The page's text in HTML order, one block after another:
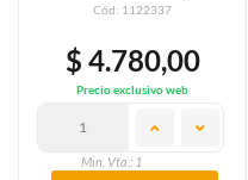
Cód: 1122337
$ 4.780,00
Precio exclusivo web
Min. Vta.: 1